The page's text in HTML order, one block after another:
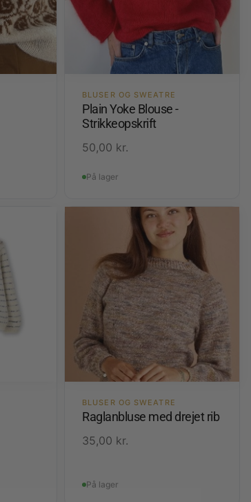
BLUSER OG SWEATRE
Plain Yoke Blouse -
Strikkeopskrift
50,00 kr.
På lager
BLUSER OG SWEATRE
Raglanbluse med drejet rib
35,00 kr.
På lager